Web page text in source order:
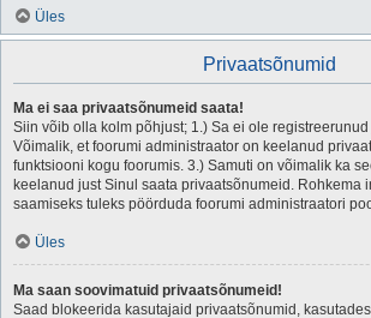
Üles
Privaatsõnumid
Ma ei saa privaatsõnumeid saata!
Siin võib olla kolm põhjust; 1.) Sa ei ole
Võimalik, et foorumi administraator on keelanud
funktsiooni kogu foorumis. 3.) Samuti on võimalik ka
keelanud just Sinul saata privaatsõnumeid. Rohkema
saamiseks tuleks pöörduda foorumi administraatori
Üles
Ma saan soovimatuid privaatsõnumeid!
Saad blokeerida kasutajaid privaatsõnumid,